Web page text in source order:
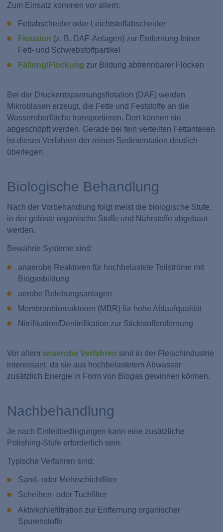
Zum Einsatz kommen vor allem:
Fettabscheider oder Leichtstoffabscheider
Flotation (z. B. DAF-Anlagen) zur Entfernung feiner
Fett- und Schwebstoffpartikel
Fällung/Flockung zur Bildung abtrennbarer Flocken
Bei der Druckentspannungsflotation (DAF) werden
Mikroblasen erzeugt, die Fette und Feststoffe an die
Wasseroberfläche transportieren. Dort können sie
abgeschöpft werden. Gerade bei fein verteilten Fettanteilen
ist dieses Verfahren der reinen Sedimentation deutlich
überlegen.
Biologische Behandlung
Nach der Vorbehandlung folgt meist die biologische Stufe,
in der gelöste organische Stoffe und Nährstoffe abgebaut
werden.
Bewährte Systeme sind:
anaerobe Reaktoren für hochbelastete Teilströme mit
Biogasbildung
aerobe Belebungsanlagen
Membranbioreaktoren (MBR) für hohe Ablaufqualität
Nitrifikation/Denitrifikation zur Stickstoffentfernung
Vor allemanaerobe Verfahren sind in der Fleischindustrie
interessant, da sie aus hochbelastetem Abwasser
zusätzlich Energie in Form von Biogas gewinnen können.
Nachbehandlung
Je nach Einleitbedingungen kann eine zusätzliche
Polishing-Stufe erforderlich sein.
Typische Verfahren sind:
Sand- oder Mehrschichtfilter
Scheiben- oder Tuchfilter
Aktivkohlefiltration zur Entfernung organischer
Spurenstoffe